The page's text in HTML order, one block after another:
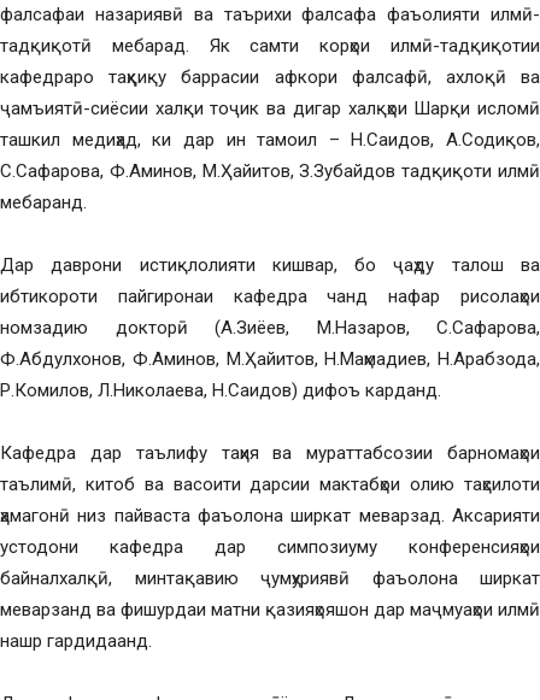
фалсафаи назариявӣ ва таърихи фалсафа фаъолияти илмӣ-
тадқиқотӣ мебарад. Як самти корҳои илмӣ-тадқиқотии
кафедраро таҳқиқу баррасии афкори фалсафӣ, ахлоқӣ ва
ҷамъиятӣ-сиёсии халқи тоҷик ва дигар халқҳои Шарқи исломӣ
ташкил медиҳад, ки дар ин тамоил – Н.Саидов, А.Содиқов,
С.Сафарова, Ф.Аминов, М.Ҳайитов, З.Зубайдов тадқиқоти илмӣ
мебаранд.
Дар даврони истиқлолияти кишвар, бо ҷаҳду талош ва
ибтикороти пайгиронаи кафедра чанд нафар рисолаҳои
номзадию докторӣ (А.Зиёев, М.Назаров, С.Сафарова,
Ф.Абдулхонов, Ф.Аминов, М.Ҳайитов, Н.Маҳмадиев, Н.Арабзода,
Р.Комилов, Л.Николаева, Н.Саидов) дифоъ карданд.
Кафедра дар таълифу таҳия ва мураттабсозии барномаҳои
таълимӣ, китоб ва васоити дарсии мактабҳои олию таҳсилоти
ҳамагонӣ низ пайваста фаъолона ширкат меварзад. Аксарияти
устодони кафедра дар симпозиуму конференсияҳои
байналхалқӣ, минтақавию ҷумҳуриявӣ фаъолона ширкат
меварзанд ва фишурдаи матни қазияҳояшон дар маҷмуаҳои илмӣ
нашр гардидаанд.